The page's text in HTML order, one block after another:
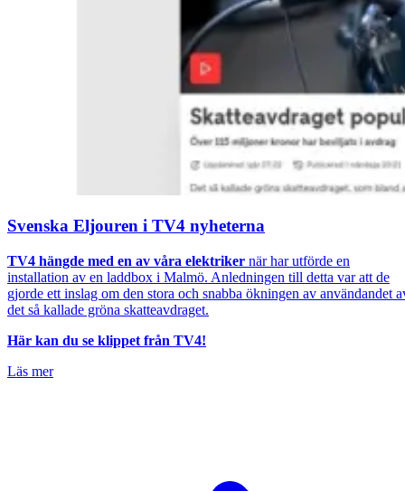
Svenska Eljouren i TV4 nyheterna
TV4 hängde med en av våra elektriker när har utförde en
installation av en laddbox i Malmö. Anledningen till detta var att de
gjorde ett inslag om den stora och snabba ökningen av användandet
det så kallade gröna skatteavdraget.
Här kan du se klippet från TV4!
Läs mer